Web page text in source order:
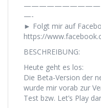
—-
► Folgt mir auf
https://
BESCHREIBUNG:
Heute geht es los:
Die Beta-Version der
wurde mir vorab zur
Test bzw. Let’s Play